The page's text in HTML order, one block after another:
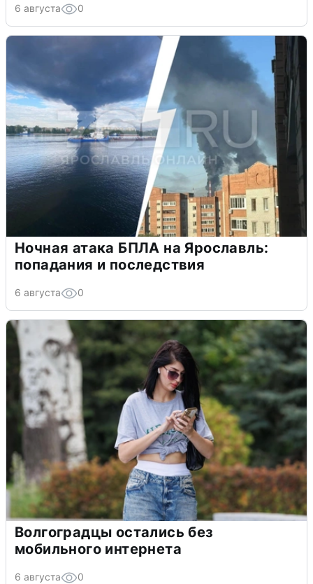
6 августа 0
Ночная атака БПЛА на Ярославль:
попадания и последствия
6 августа 0
Волгоградцы остались без
мобильного интернета
6 августа 0